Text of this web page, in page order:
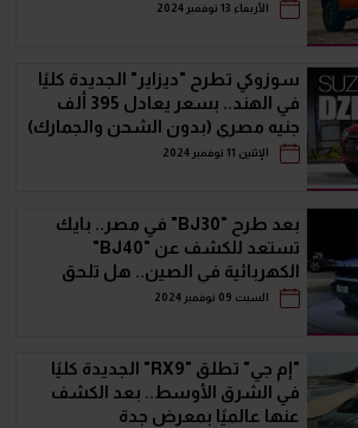
الأربعاء 13 نوفمبر 2024
سوزوكي تطرح "ديزاير" الجديدة كليًا
في الهند.. بسعر يعادل 395 ألف
جنيه مصري (بدون الشحن والجمارك)
الإثنين 11 نوفمبر 2024
بعد طرح "BJ30" في مصر.. بايك
تستعد للكشف عن "BJ40"
الكهربائية في الصين.. هل تلحق
بشقيقتها قريبا؟
السبت 09 نوفمبر 2024
"إم جي" تطلق "RX9" الجديدة كليًا
في الشرق الأوسط.. بعد الكشف
عنها عالميًا بمعرض جدة